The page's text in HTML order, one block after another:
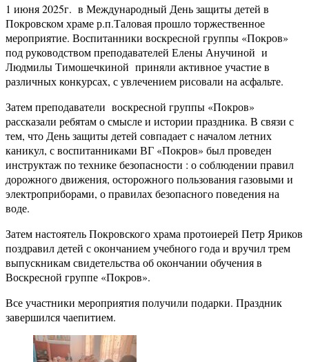
1 июня 2025г. в Международный День защиты детей в
Покровском храме р.п.Таловая прошло торжественное
мероприятие. Воспитанники воскресной группы «Покров»
под руководством преподавателей Елены Анучиной и
Людмилы Тимошечкиной приняли активное участие в
различных конкурсах, с увлечением рисовали на асфальте.
Затем преподаватели воскресной группы «Покров»
рассказали ребятам о смысле и истории праздника. В связи с
тем, что День защиты детей совпадает с началом летних
каникул, с воспитанниками ВГ «Покров» был проведен
инструктаж по технике безопасности : о соблюдении правил
дорожного движения, осторожного пользования газовыми и
электроприборами, о правилах безопасного поведения на
воде.
Затем настоятель Покровского храма протоиерей Петр Яриков
поздравил детей с окончанием учебного года и вручил трем
выпускникам свидетельства об окончании обучения в
Воскресной группе «Покров».
Все участники мероприятия получили подарки. Праздник
завершился чаепитием.